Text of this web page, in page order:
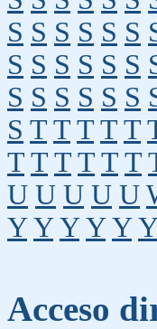
S S S S S S
S S S S S S
S S S S S S
S T T T T T
T T T T T T
U U U U U
Y Y Y Y Y Y
Acceso